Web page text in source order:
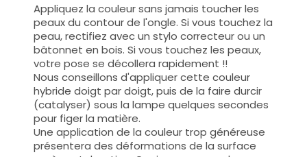
Appliquez la couleur sans jamais toucher les
peaux du contour de l'ongle. Si vous touchez la
peau, rectifiez avec un stylo correcteur ou un
bâtonnet en bois. Si vous touchez les peaux,
votre pose se décollera rapidement !!
Nous conseillons d'appliquer cette couleur
hybride doigt par doigt, puis de la faire durcir
(catalyser) sous la lampe quelques secondes
pour figer la matière.
Une application de la couleur trop généreuse
présentera des déformations de la surface